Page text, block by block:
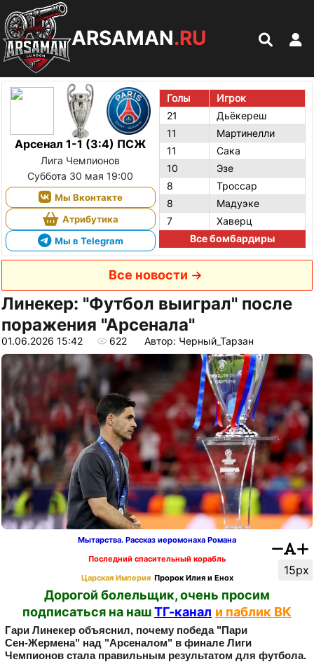
ARSAMAN.RU
Арсенал 1-1 (3:4) ПСЖ
Лига Чемпионов
Суббота 30 мая 19:00
Мы Вконтакте
Атрибутика
Мы в Telegram
Голы
Игрок
21
Дьёкереш
11
Мартинелли
11
Сака
10
Эзе
8
Троссар
8
Мадуэке
7
Хаверц
Все бомбардиры
Все новости
Линекер: "Футбол выиграл" после
поражения "Арсенала"
01.06.2026 15:42 622 Автор: Черный_Тарзан
15px
Мытарства. Рассказ иеромонаха Романа
Последний спасительный корабль
Царская Империя Пророк Илия и Енох
Дорогой болельщик, очень просим
подписаться на нашТГ-канал и паблик ВК
Гари Линекер объяснил, почему победа "Пари
Сен‑Жермена" над "Арсеналом" в финале Лиги
Чемпионов стала правильным результатом для футбола.